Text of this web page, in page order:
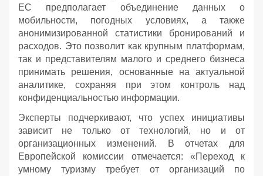
ЕС предполагает объединение данных о
мобильности, погодных условиях, а также
анонимизированной статистики бронирований и
расходов. Это позволит как крупным платформам,
так и представителям малого и среднего бизнеса
принимать решения, основанные на актуальной
аналитике, сохраняя при этом контроль над
конфиденциальностью информации.
Эксперты подчеркивают, что успех инициативы
зависит не только от технологий, но и от
организационных изменений. В отчетах для
Европейской комиссии отмечается: «Переход к
умному туризму требует от организаций по